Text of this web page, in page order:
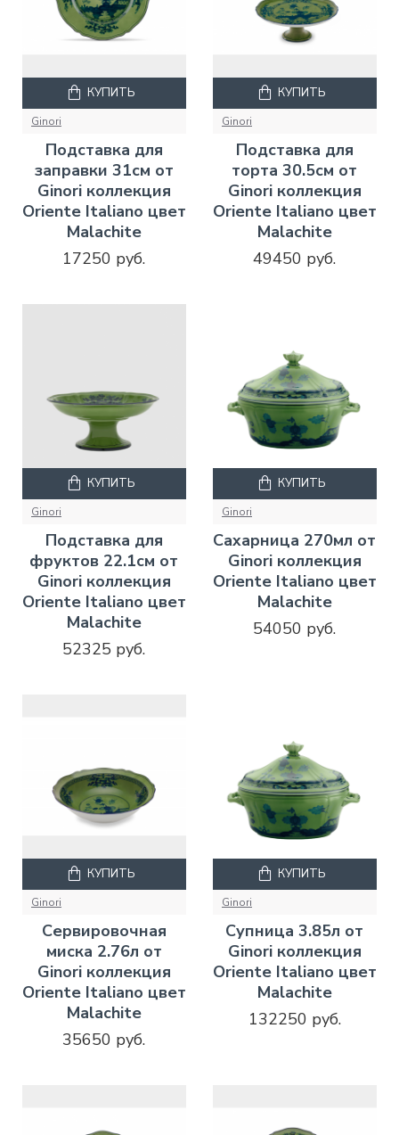
Ginori
Подставка для
заправки 31см от
Ginori коллекция
Oriente Italiano цвет
Malachite
17250 руб.
КУПИТЬ
Ginori
Подставка для
торта 30.5см от
Ginori коллекция
Oriente Italiano цвет
Malachite
49450 руб.
КУПИТЬ
Ginori
Подставка для
фруктов 22.1см от
Ginori коллекция
Oriente Italiano цвет
Malachite
52325 руб.
КУПИТЬ
Ginori
Сахарница 270мл от
Ginori коллекция
Oriente Italiano цвет
Malachite
54050 руб.
КУПИТЬ
Ginori
Сервировочная
миска 2.76л от
Ginori коллекция
Oriente Italiano цвет
Malachite
35650 руб.
КУПИТЬ
Ginori
Супница 3.85л от
Ginori коллекция
Oriente Italiano цвет
Malachite
132250 руб.
КУПИТЬ